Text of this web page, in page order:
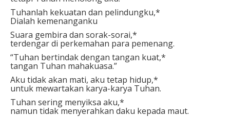
Tuhanlah kekuatan dan pelindungku,*
Dialah kemenanganku
Suara gembira dan sorak-sorai,*
terdengar di perkemahan para pemenang.
“Tuhan bertindak dengan tangan kuat,*
tangan Tuhan mahakuasa.”
Aku tidak akan mati, aku tetap hidup,*
untuk mewartakan karya-karya Tuhan.
Tuhan sering menyiksa aku,*
namun tidak menyerahkan daku kepada maut.